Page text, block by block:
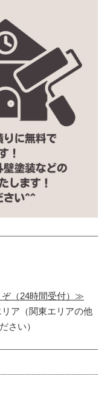
ぞ（24時間受付）≫
リア（関東エリアの他
さい）